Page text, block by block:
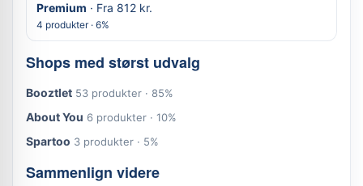
Premium · Fra 812 kr.
4 produkter · 6%
Shops med størst udvalg
Booztlet 53 produkter · 85%
About You 6 produkter · 10%
Spartoo 3 produkter · 5%
Sammenlign videre